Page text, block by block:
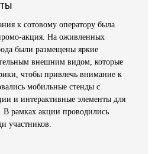
к сотовому оператору была
акция. На оживленных
были размещены яркие
внешним видом, которые
чтобы привлечь внимание к
мобильные стенды с
и интерактивные элементы для
рамках акции проводились
участников.